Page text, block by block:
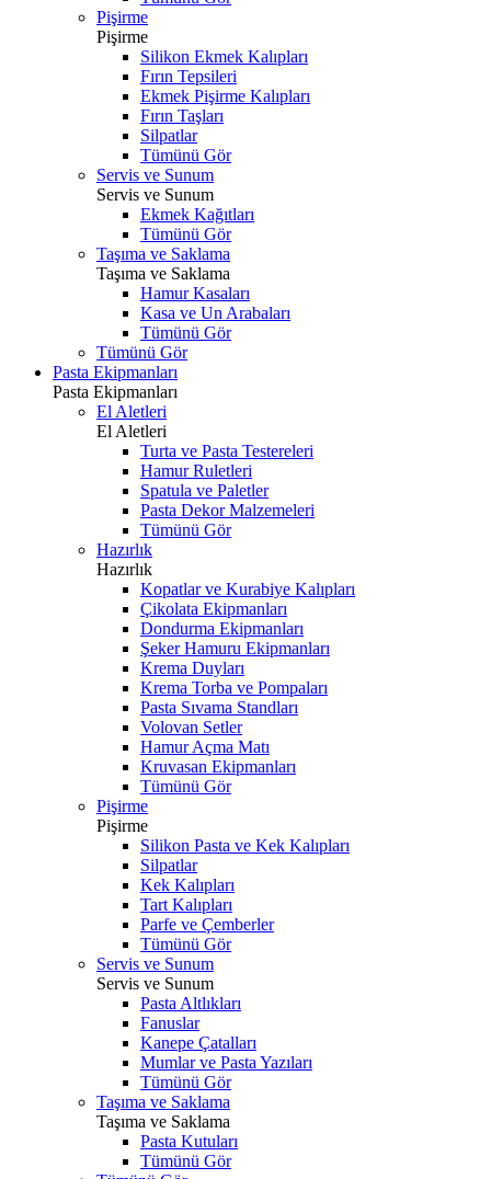
Pişirme
Pişirme
Silikon Ekmek Kalıpları
Fırın Tepsileri
Ekmek Pişirme Kalıpları
Fırın Taşları
Silpatlar
Tümünü Gör
Servis ve Sunum
Servis ve Sunum
Ekmek Kağıtları
Tümünü Gör
Taşıma ve Saklama
Taşıma ve Saklama
Hamur Kasaları
Kasa ve Un Arabaları
Tümünü Gör
Tümünü Gör
Pasta Ekipmanları
Pasta Ekipmanları
El Aletleri
El Aletleri
Turta ve Pasta Testereleri
Hamur Ruletleri
Spatula ve Paletler
Pasta Dekor Malzemeleri
Tümünü Gör
Hazırlık
Hazırlık
Kopatlar ve Kurabiye Kalıpları
Çikolata Ekipmanları
Dondurma Ekipmanları
Şeker Hamuru Ekipmanları
Krema Duyları
Krema Torba ve Pompaları
Pasta Sıvama Standları
Volovan Setler
Hamur Açma Matı
Kruvasan Ekipmanları
Tümünü Gör
Pişirme
Pişirme
Silikon Pasta ve Kek Kalıpları
Silpatlar
Kek Kalıpları
Tart Kalıpları
Parfe ve Çemberler
Tümünü Gör
Servis ve Sunum
Servis ve Sunum
Pasta Altlıkları
Fanuslar
Kanepe Çatalları
Mumlar ve Pasta Yazıları
Tümünü Gör
Taşıma ve Saklama
Taşıma ve Saklama
Pasta Kutuları
Tümünü Gör